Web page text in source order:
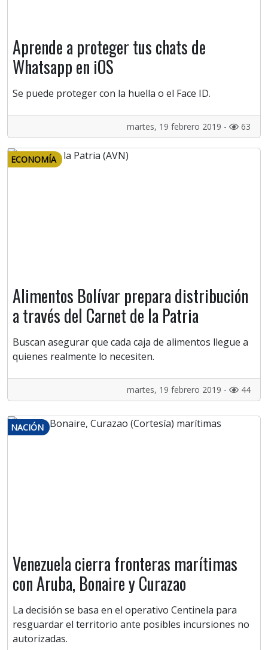
Aprende a proteger tus chats de
Whatsapp en iOS
Se puede proteger con la huella o el Face ID.
martes, 19 febrero 2019 - 63
ECONOMÍA
Alimentos Bolívar prepara distribución
a través del Carnet de la Patria
Buscan asegurar que cada caja de alimentos llegue a
quienes realmente lo necesiten.
martes, 19 febrero 2019 - 44
NACIÓN
Venezuela cierra fronteras marítimas
con Aruba, Bonaire y Curazao
La decisión se basa en el operativo Centinela para
resguardar el territorio ante posibles incursiones no
autorizadas.